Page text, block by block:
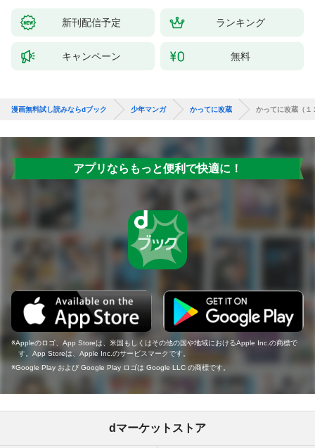
新刊配信予定 ランキング
キャンペーン 無料
漫画無料試し読みならdブック 少年マンガ かってに改蔵 かってに改蔵（１
アプリならもっと便利で快適に！
Appleのロゴ、App Storeは、米国もしくはその他の国や地域におけるApple Inc.の商標で
す。App Storeは、Apple Inc.のサービスマークです。
Google Play および Google Play ロゴは Google LLC の商標です。
dマーケットストア